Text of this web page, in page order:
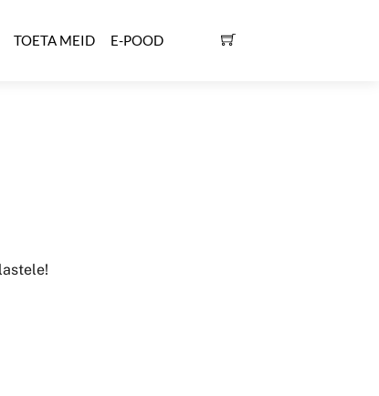
TOETA MEID E-POOD